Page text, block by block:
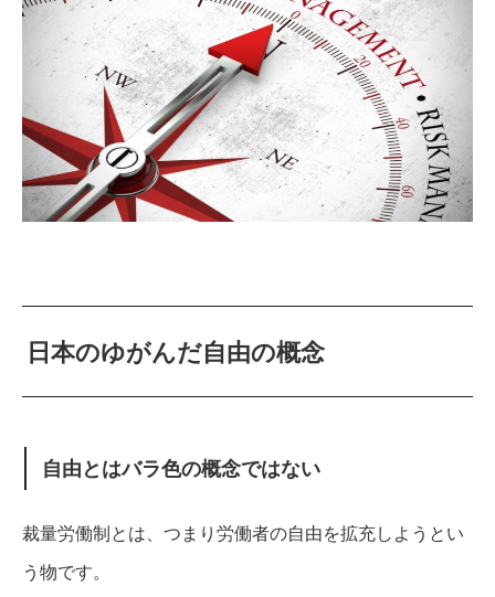
日本のゆがんだ自由の概念
自由とはバラ色の概念ではない
裁量労働制とは、つまり労働者の自由を拡充しようとい
う物です。